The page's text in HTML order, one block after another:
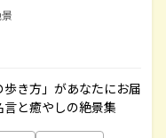
き方」があなたにお届
と癒やしの絶景集